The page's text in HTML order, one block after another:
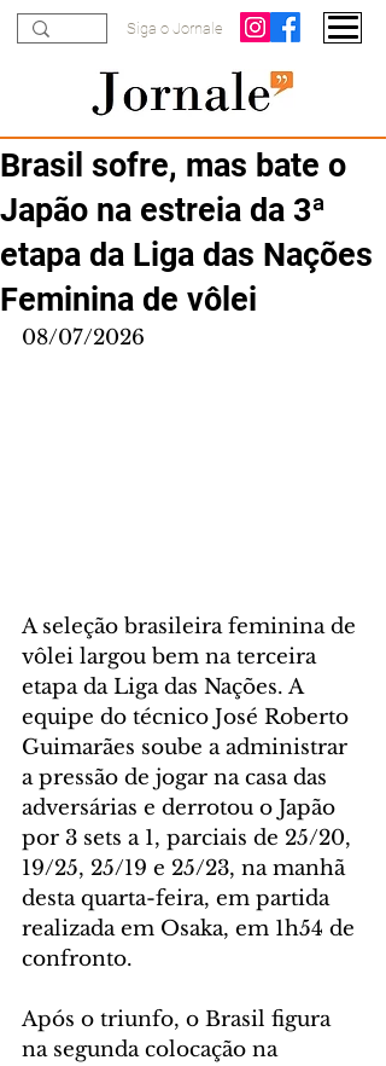
Siga o Jornale
Brasil sofre, mas bate o
Japão na estreia da 3ª
etapa da Liga das Nações
Feminina de vôlei
08/07/2026
A seleção brasileira feminina de
vôlei largou bem na terceira
etapa da Liga das Nações. A
equipe do técnico José Roberto
Guimarães soube a administrar
a pressão de jogar na casa das
adversárias e derrotou o Japão
por 3 sets a 1, parciais de 25/20,
19/25, 25/19 e 25/23, na manhã
desta quarta-feira, em partida
realizada em Osaka, em 1h54 de
confronto.
Após o triunfo, o Brasil figura
na segunda colocação na